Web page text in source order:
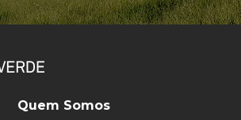
Quem Somos